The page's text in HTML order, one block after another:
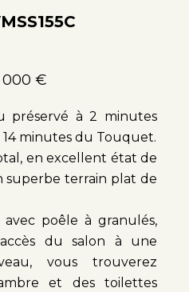
000 €
préservé à 2 minutes
minutes du Touquet.
en excellent état de
superbe terrain plat de
poêle à granulés,
du salon à une
vous trouverez
et des toilettes